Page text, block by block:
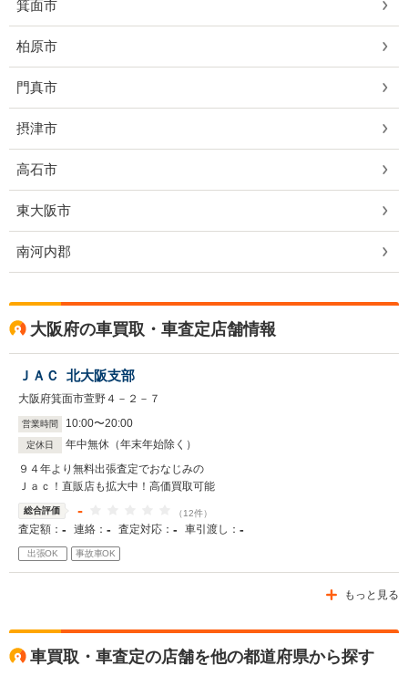
箕面市
柏原市
門真市
摂津市
高石市
東大阪市
南河内郡
大阪府の車買取・車査定店舗情報
ＪＡＣ 北大阪支部
大阪府箕面市萱野４－２－７
営業時間 10:00〜20:00
定休日
年中無休（年末年始除く）
９４年より無料出張査定でおなじみの
Ｊａｃ！直販店も拡大中！高価買取可能
総合評価 - （12件）
査定額： - 連絡： - 査定対応： - 車引渡し： -
出張OK 事故車OK
もっと見る
車買取・車査定の店舗を他の都道府県から探す